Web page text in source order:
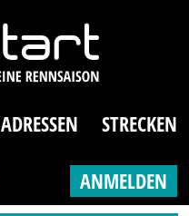
ADRESSEN
STRECKEN
ANMELDEN